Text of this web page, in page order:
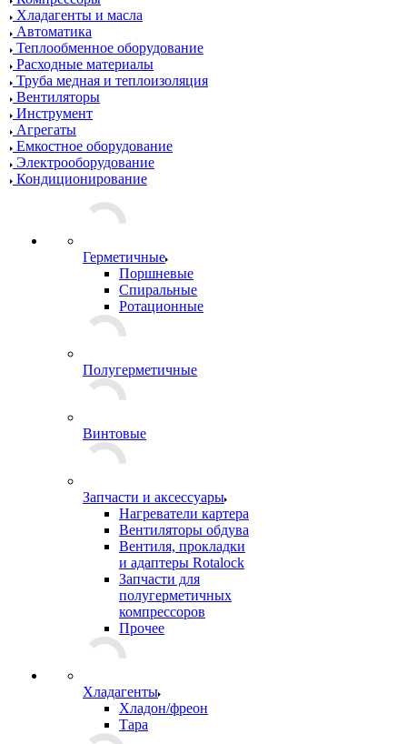
Хладагенты и масла
Автоматика
Теплообменное оборудование
Расходные материалы
Труба медная и теплоизоляция
Вентиляторы
Инструмент
Агрегаты
Емкостное оборудование
Электрооборудование
Кондиционирование
Герметичные
Поршневые
Спиральные
Ротационные
Полугерметичные
Винтовые
Запчасти и аксессуары
Нагреватели картера
Вентиляторы обдува
Вентиля, прокладки
и адаптеры Rotalock
Запчасти для
полугерметичных
компрессоров
Прочее
Хладагенты
Хладон/фреон
Тара